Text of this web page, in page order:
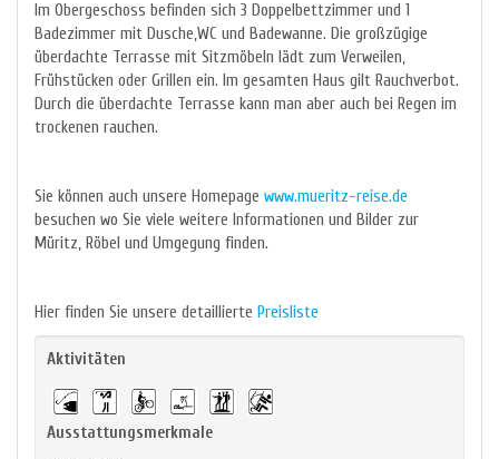
Im Obergeschoss befinden sich 3 Doppelbettzimmer und 1
Badezimmer mit Dusche,WC und Badewanne. Die großzügige
überdachte Terrasse mit Sitzmöbeln lädt zum Verweilen,
Frühstücken oder Grillen ein. Im gesamten Haus gilt Rauchverbot.
Durch die überdachte Terrasse kann man aber auch bei Regen im
trockenen rauchen.
Sie können auch unsere Homepage www.mueritz-reise.de
besuchen wo Sie viele weitere Informationen und Bilder zur
Müritz, Röbel und Umgegung finden.
Hier finden Sie unsere detaillierte Preisliste
Aktivitäten
Ausstattungsmerkmale